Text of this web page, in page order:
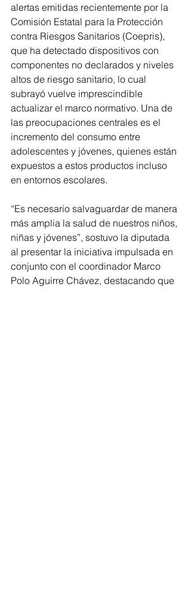
alertas emitidas recientemente por la
Comisión Estatal para la Protección
contra Riesgos Sanitarios (Coepris),
que ha detectado dispositivos con
componentes no declarados y niveles
altos de riesgo sanitario, lo cual
subrayó vuelve imprescindible
actualizar el marco normativo. Una de
las preocupaciones centrales es el
incremento del consumo entre
adolescentes y jóvenes, quienes están
expuestos a estos productos incluso
en entornos escolares.
“Es necesario salvaguardar de manera
más amplia la salud de nuestros niños,
niñas y jóvenes”, sostuvo la diputada
al presentar la iniciativa impulsada en
conjunto con el coordinador Marco
Polo Aguirre Chávez, destacando que